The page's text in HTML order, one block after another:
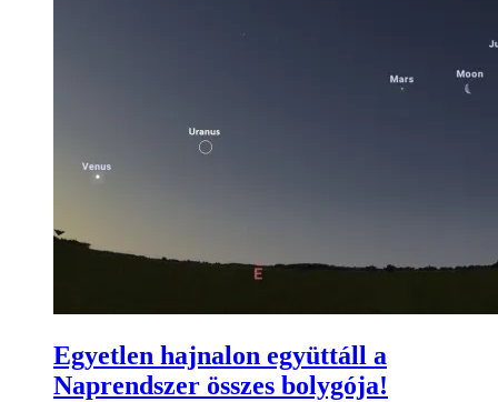
Egyetlen hajnalon együttáll a
Naprendszer összes bolygója!